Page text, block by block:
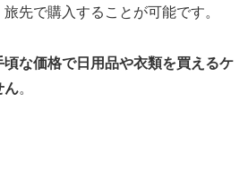
先で購入することが可能です。
な価格で日用品や衣類を買えるケ
ん。